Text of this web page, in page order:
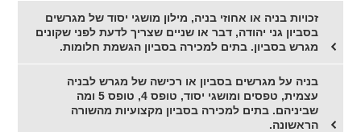
זכויות בניה או אחוזי בניה, מילון מושגי יסוד של מגרשים
בסביון גני יהודה, דבר או שניים שצריך לדעת לפני שקונים
מגרש בסביון. בתים למכירה בסביון הגשמת חלומות.
בניה על מגרשים בסביון או רכישה של מגרש לבניה
עצמית, טפסים ומושגי יסוד, טופס 4, טופס 5 ומה
שביניהם. בתים למכירה בסביון מקצועיות מהשורה
הראשונה.